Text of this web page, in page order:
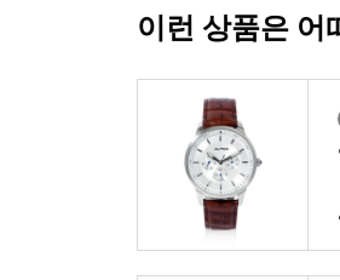
이런 상품은 어